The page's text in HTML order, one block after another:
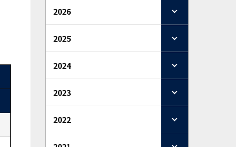
2026
2025
2024
2023
2022